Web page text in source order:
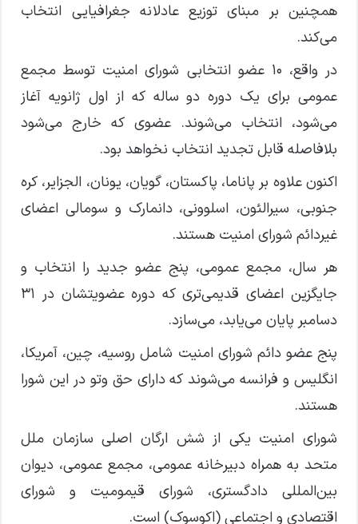
همچنین بر مبنای توزیع عادلانه جغرافیایی انتخاب
می‌کند.
در واقع، ۱۰ عضو انتخابی شورای امنیت توسط مجمع
عمومی برای یک دوره دو ساله که از اول ژانویه آغاز
می‌شود، انتخاب می‌شوند. عضوی که خارج می‌شود
بلافاصله قابل تجدید انتخاب نخواهد بود.
اکنون علاوه بر پاناما، پاکستان، گویان، یونان، الجزایر، کره
جنوبی، سیرالئون، اسلوونی، دانمارک و سومالی اعضای
غیردائم شورای امنیت هستند.
هر سال، مجمع عمومی، پنج عضو جدید را انتخاب و
جایگزین اعضای قدیمی‌تری که دوره عضویتشان در ۳۱
دسامبر پایان می‌یابد، می‌سازد.
پنج عضو دائم شورای امنیت شامل روسیه، چین، آمریکا،
انگلیس و فرانسه می‌شوند که دارای حق وتو در این شورا
هستند.
شورای امنیت یکی از شش ارگان اصلی سازمان ملل
متحد به همراه دبیرخانه عمومی، مجمع عمومی، دیوان
بین‌المللی دادگستری، شورای قیمومیت و شورای
اقتصادی و اجتماعی (اکوسوک) است.